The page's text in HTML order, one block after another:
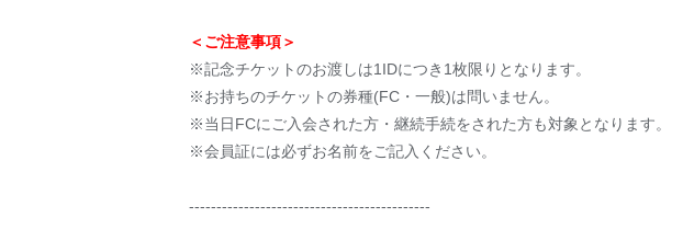
＜ご注意事項＞
※記念チケットのお渡しは1IDにつき1枚限りとなります。
※お持ちのチケットの券種(FC・一般)は問いません。
※当日FCにご入会された方・継続手続をされた方も対象となります。
※会員証には必ずお名前をご記入ください。
--------------------------------------------